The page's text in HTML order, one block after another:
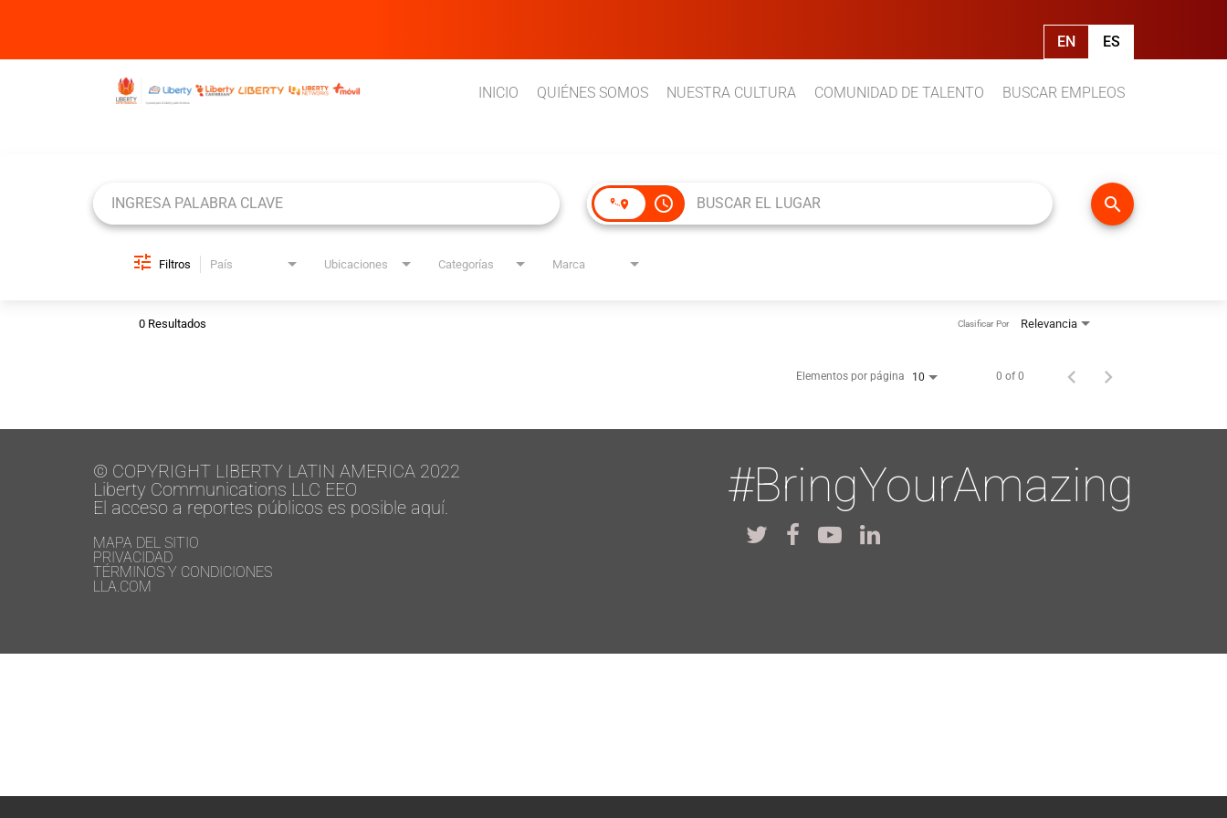
EN ES
INICIO QUIÉNES SOMOS NUESTRA CULTURA COMUNIDAD DE TALENTO BUSCAR EMPLEOS
access_time search
Filtros País Ubicaciones Categorías Marca
0 Resultados Relevancia
Clasificar Por
Elementos por página 10 0 of 0
© COPYRIGHT LIBERTY LATIN AMERICA 2022
Liberty Communications LLC EEO
El acceso a reportes públicos es posible aquí.
MAPA DEL SITIO
PRIVACIDAD
TÉRMINOS Y CONDICIONES
LLA.COM
#BringYourAmazing